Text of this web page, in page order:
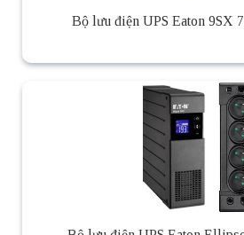
Bộ lưu điện UPS Eaton 9SX